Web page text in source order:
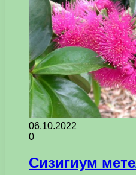
06.10.2022
0
Сизигиум